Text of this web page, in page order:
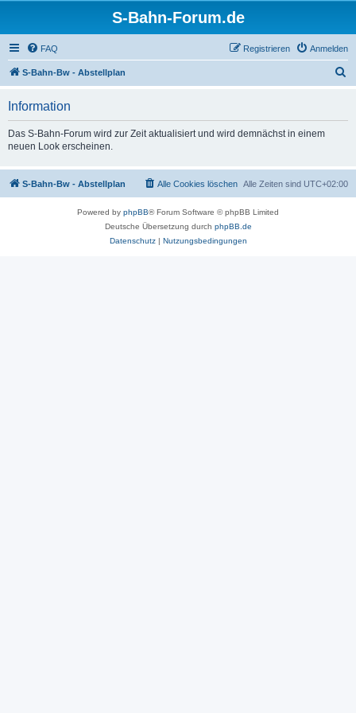
S-Bahn-Forum.de
FAQ Anmelden
Registrieren
S-Bahn-Bw - Abstellplan
Information
Das S-Bahn-Forum wird zur Zeit aktualisiert und wird demnächst in einem
neuen Look erscheinen.
S-Bahn-Bw - Abstellplan Alle Zeiten sind UTC+02:00
Alle Cookies löschen
Powered by phpBB® Forum Software © phpBB Limited
Deutsche Übersetzung durch phpBB.de
Datenschutz| Nutzungsbedingungen